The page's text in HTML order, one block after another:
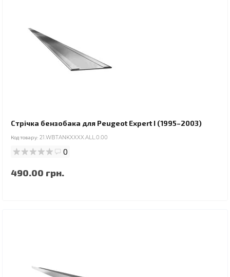
Стрічка бензобака для Peugeot Expert I (1995–2003)
Код товару: 21.WBTANKXXXX.ALL.0.00
0
490.00 грн.